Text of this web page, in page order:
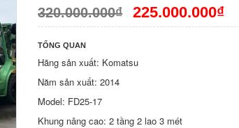
320.000.000₫ 225.000.000₫
TỔNG QUAN
Hãng sản xuất: Komatsu
Năm sản xuất: 2014
Model: FD25-17
Khung nâng cao: 2 tầng 2 lao 3 mét